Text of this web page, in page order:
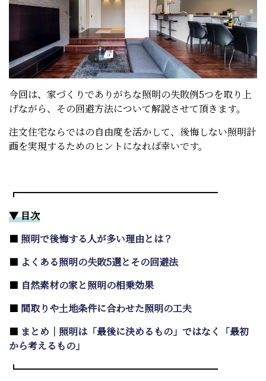
今回は、家づくりでありがちな照明の失敗例5つを取り上
げながら、その回避方法について解説させて頂きます。
注文住宅ならではの自由度を活かして、後悔しない照明計
画を実現するためのヒントになれば幸いです。
┏━━━━━━━━━━━━━━━━━━━━━
▼ 目次
■ 照明で後悔する人が多い理由とは？
■ よくある照明の失敗5選とその回避法
■ 自然素材の家と照明の相乗効果
■ 間取りや土地条件に合わせた照明の工夫
■ まとめ｜照明は「最後に決めるもの」ではなく「最初
から考えるもの」
┗━━━━━━━━━━━━━━━━━━━━━